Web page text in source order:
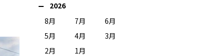
2026
8月
7月
6月
5月
4月
3月
2月
1月